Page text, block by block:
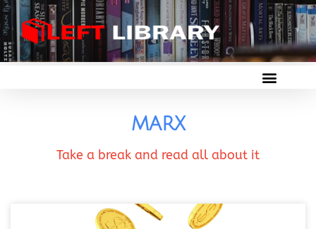
marx
Take a break and read all about it